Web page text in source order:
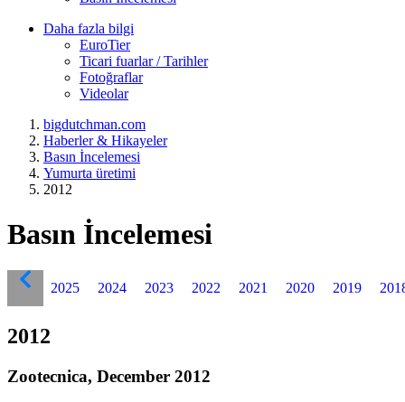
Daha fazla bilgi
EuroTier
Ticari fuarlar / Tarihler
Fotoğraflar
Videolar
bigdutchman.com
Haberler & Hikayeler
Basın İncelemesi
Yumurta üretimi
2012
Basın İncelemesi
2025 2024 2023 2022 2021 2020 2019
2012
Zootecnica, December 2012